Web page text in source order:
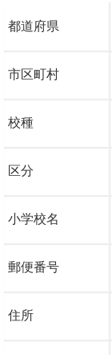
都道府県
市区町村
校種
区分
小学校名
郵便番号
住所